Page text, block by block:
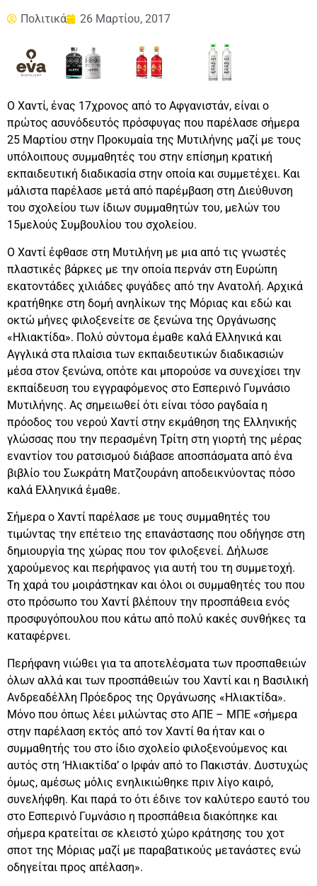
Πολιτικά 26 Μαρτίου, 2017
Ο Χαντί, ένας 17χρονος από το Αφγανιστάν, είναι ο
πρώτος ασυνόδευτός πρόσφυγας που παρέλασε σήμερα
25 Μαρτίου στην Προκυμαία της Μυτιλήνης μαζί με τους
υπόλοιπους συμμαθητές του στην επίσημη κρατική
εκπαιδευτική διαδικασία στην οποία και συμμετέχει. Και
μάλιστα παρέλασε μετά από παρέμβαση στη Διεύθυνση
του σχολείου των ίδιων συμμαθητών του, μελών του
15μελούς Συμβουλίου του σχολείου.
Ο Χαντί έφθασε στη Μυτιλήνη με μια από τις γνωστές
πλαστικές βάρκες με την οποία περνάν στη Ευρώπη
εκατοντάδες χιλιάδες φυγάδες από την Ανατολή. Αρχικά
κρατήθηκε στη δομή ανηλίκων της Μόριας και εδώ και
οκτώ μήνες φιλοξενείτε σε ξενώνα της Οργάνωσης
«Ηλιακτίδα». Πολύ σύντομα έμαθε καλά Ελληνικά και
Αγγλικά στα πλαίσια των εκπαιδευτικών διαδικασιών
μέσα στον ξενώνα, οπότε και μπορούσε να συνεχίσει την
εκπαίδευση του εγγραφόμενος στο Εσπερινό Γυμνάσιο
Μυτιλήνης. Ας σημειωθεί ότι είναι τόσο ραγδαία η
πρόοδος του νερού Χαντί στην εκμάθηση της Ελληνικής
γλώσσας που την περασμένη Τρίτη στη γιορτή της μέρας
εναντίον του ρατσισμού διάβασε αποσπάσματα από ένα
βιβλίο του Σωκράτη Ματζουράνη αποδεικνύοντας πόσο
καλά Ελληνικά έμαθε.
Σήμερα ο Χαντί παρέλασε με τους συμμαθητές του
τιμώντας την επέτειο της επανάστασης που οδήγησε στη
δημιουργία της χώρας που τον φιλοξενεί. Δήλωσε
χαρούμενος και περήφανος για αυτή του τη συμμετοχή.
Τη χαρά του μοιράστηκαν και όλοι οι συμμαθητές του που
στο πρόσωπο του Χαντί βλέπουν την προσπάθεια ενός
προσφυγόπουλου που κάτω από πολύ κακές συνθήκες τα
καταφέρνει.
Περήφανη νιώθει για τα αποτελέσματα των προσπαθειών
όλων αλλά και των προσπάθειών του Χαντί και η Βασιλική
Ανδρεαδέλλη Πρόεδρος της Οργάνωσης «Ηλιακτίδα».
Μόνο που όπως λέει μιλώντας στο ΑΠΕ – ΜΠΕ «σήμερα
στην παρέλαση εκτός από τον Χαντί θα ήταν και ο
συμμαθητής του στο ίδιο σχολείο φιλοξενούμενος και
αυτός στη ‘Ηλιακτίδα’ ο Ιρφάν από το Πακιστάν. Δυστυχώς
όμως, αμέσως μόλις ενηλικιώθηκε πριν λίγο καιρό,
συνελήφθη. Και παρά το ότι έδινε τον καλύτερο εαυτό του
στο Εσπερινό Γυμνάσιο η προσπάθεια διακόπηκε και
σήμερα κρατείται σε κλειστό χώρο κράτησης του χοτ
σποτ της Μόριας μαζί με παραβατικούς μετανάστες ενώ
οδηγείται προς απέλαση».